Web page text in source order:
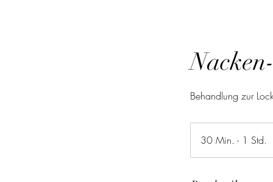
Behandlung zur
30 Min. - 1 Std.
0